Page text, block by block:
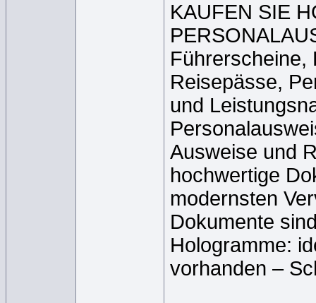
KAUFEN SIE
Führerscheine,
Reisepässe,
und
Ausweise und
hochwertige
modernsten
Dokumente
Hologramme:
vorhanden –